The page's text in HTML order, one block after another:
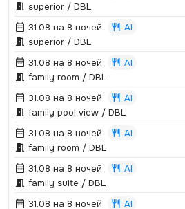
superior / DBL
31.08 на 8 ночей
AI
superior / DBL
31.08 на 8 ночей
AI
family room / DBL
31.08 на 8 ночей
AI
family pool view / DBL
31.08 на 8 ночей
AI
family room / DBL
31.08 на 8 ночей
AI
family suite / DBL
31.08 на 8 ночей
AI